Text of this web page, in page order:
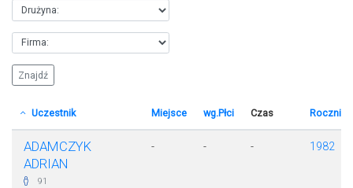
Uczestnik Miejsce wg.Płci Czas Rocznik
ADAMCZYK
ADRIAN
91
- - - 1982